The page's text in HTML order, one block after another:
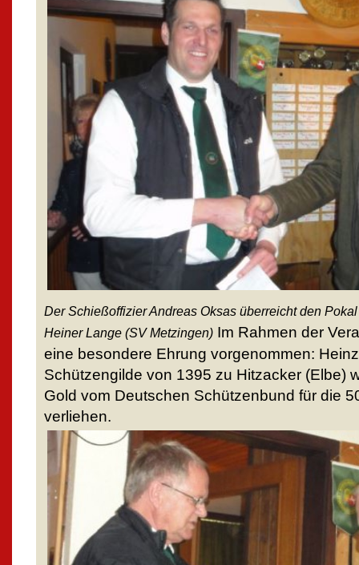
Der Schießoffizier Andreas Oksas überreicht den
Heiner Lange (SV Metzingen) Im Rahmen der
eine besondere Ehrung vorgenommen:
Schützengilde von 1395 zu Hitzacker (Elbe)
Gold vom Deutschen Schützenbund für die
verliehen.